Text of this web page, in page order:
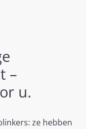
–
u.
ze hebben